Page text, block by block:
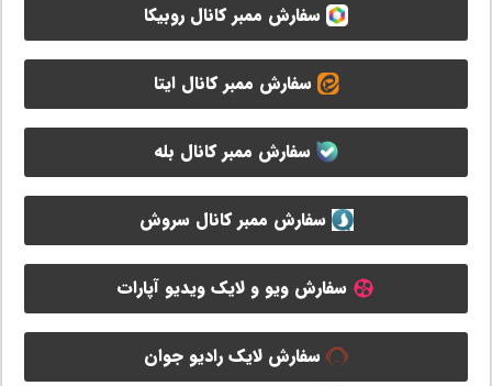
سفارش ممبر کانال روبیکا
سفارش ممبر کانال ایتا
سفارش ممبر کانال بله
سفارش ممبر کانال سروش
سفارش ویو و لایک ویدیو آپارات
سفارش لایک رادیو جوان